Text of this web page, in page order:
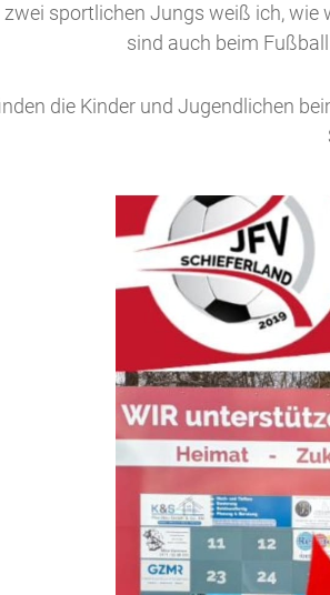
sportlichen Jungs weiß ich,
sind auch beim
die Kinder und Jugendlichen